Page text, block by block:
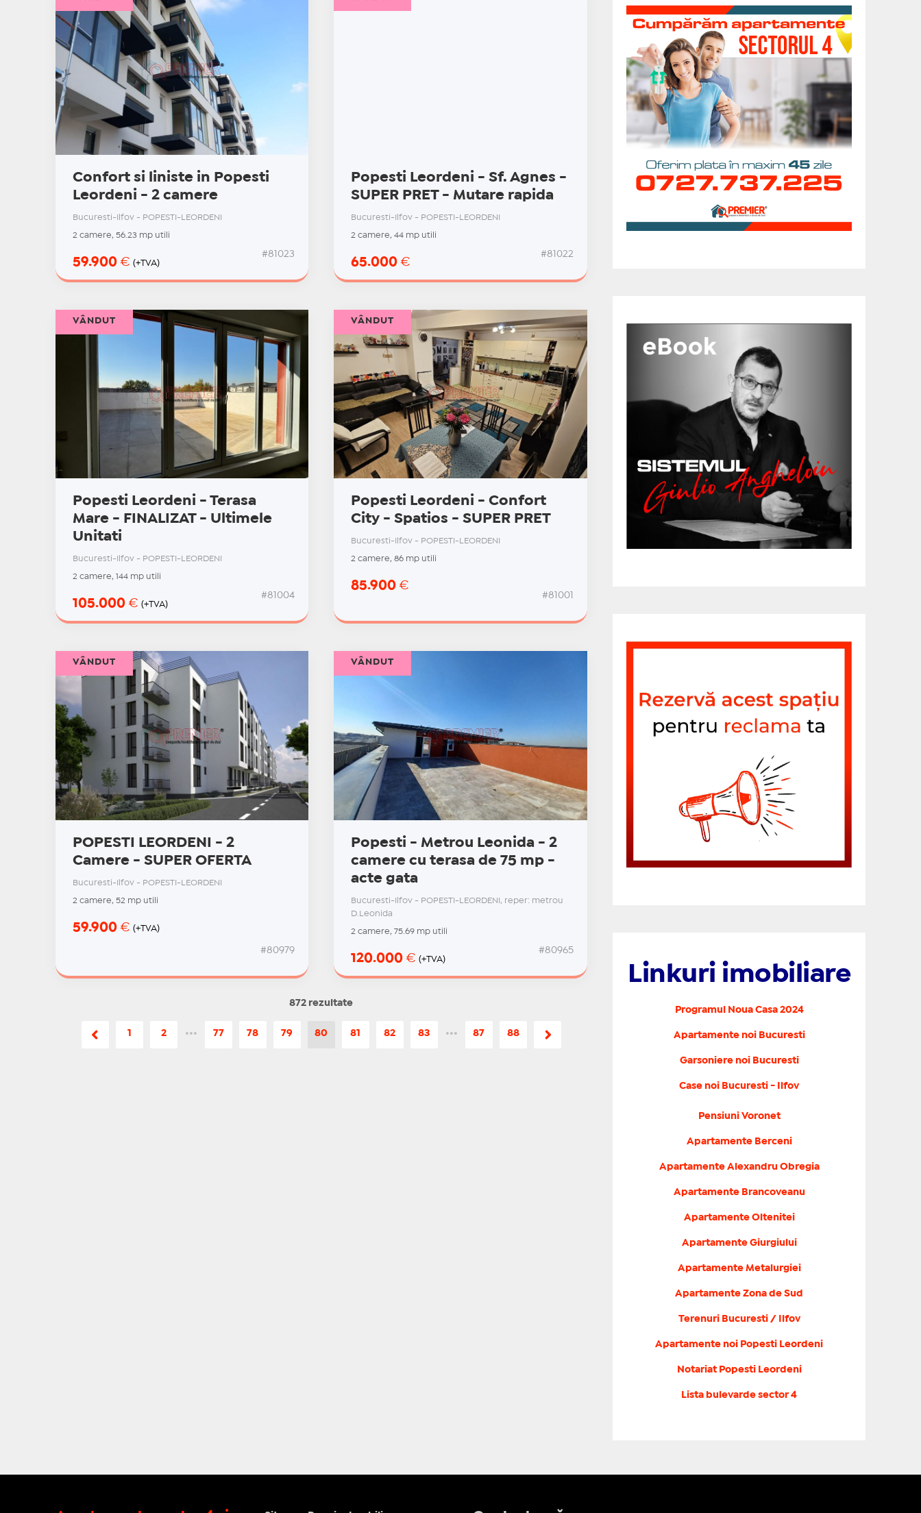
Confort si liniste in Popesti
Leordeni - 2 camere
Bucuresti-Ilfov - POPESTI-LEORDENI
2 camere, 56.23 mp utili
59.900 € (+TVA)
#81023
Popesti Leordeni - Sf. Agnes -
SUPER PRET - Mutare rapida
Bucuresti-Ilfov - POPESTI-LEORDENI
2 camere, 44 mp utili
65.000€
#81022
Popesti Leordeni - Terasa
Mare - FINALIZAT - Ultimele
Unitati
Bucuresti-Ilfov - POPESTI-LEORDENI
2 camere, 144 mp utili
105.000 € (+TVA)
#81004
VÂNDUT
Popesti Leordeni - Confort
City - Spatios - SUPER PRET
Bucuresti-Ilfov - POPESTI-LEORDENI
2 camere, 86 mp utili
85.900€
#81001
VÂNDUT
POPESTI LEORDENI - 2
Camere - SUPER OFERTA
Bucuresti-Ilfov - POPESTI-LEORDENI
2 camere, 52 mp utili
59.900 € (+TVA)
#80979
VÂNDUT
Popesti - Metrou Leonida - 2
camere cu terasa de 75 mp -
acte gata
Bucuresti-Ilfov - POPESTI-LEORDENI, reper: metrou
D.Leonida
2 camere, 75.69 mp utili
120.000€ (+TVA)
#80965
VÂNDUT
872 rezultate
1 2 ••• 77 78 79 80 81 82 83 ••• 87 88
Linkuri imobiliare
Programul Noua Casa 2024
Apartamente noi Bucuresti
Garsoniere noi Bucuresti
Case noi Bucuresti - Ilfov
Pensiuni Voronet
Apartamente Berceni
Apartamente Alexandru Obregia
Apartamente Brancoveanu
Apartamente Oltenitei
Apartamente Giurgiului
Apartamente Metalurgiei
Apartamente Zona de Sud
Terenuri Bucuresti / Ilfov
Apartamente noi Popesti Leordeni
Notariat Popesti Leordeni
Lista bulevarde sector 4